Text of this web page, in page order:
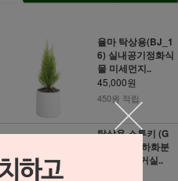
율마 탁상용(BJ_1
6) 실내공기정화식
물 미세먼지..
45,000원
450원 적립
탁상용 스투키 (G
N1001) 축하화분
배달 개업 거실..